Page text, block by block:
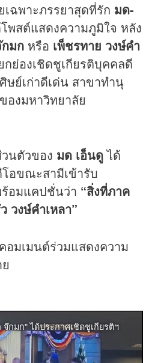
ฉพาะภรรยาสุดที่รัก มด-
พสต์แสดงความภูมิใจ หลัง
มก หรือ เพ็ชรทาย วงษ์คำ
กย่องเชิดชูเกียรติบุคคลดี
ษย์เก่าดีเด่น สาขาทำนุ
งมหาวิทยาลัย
นตัวของ มด เอ็นดูได้
อขณะสามีเข้ารับ
อมแคปชั่นว่า “สิ่งที่ภาค
วงษ์คำเหลา”
อมเมนต์ร่วมแสดงความ